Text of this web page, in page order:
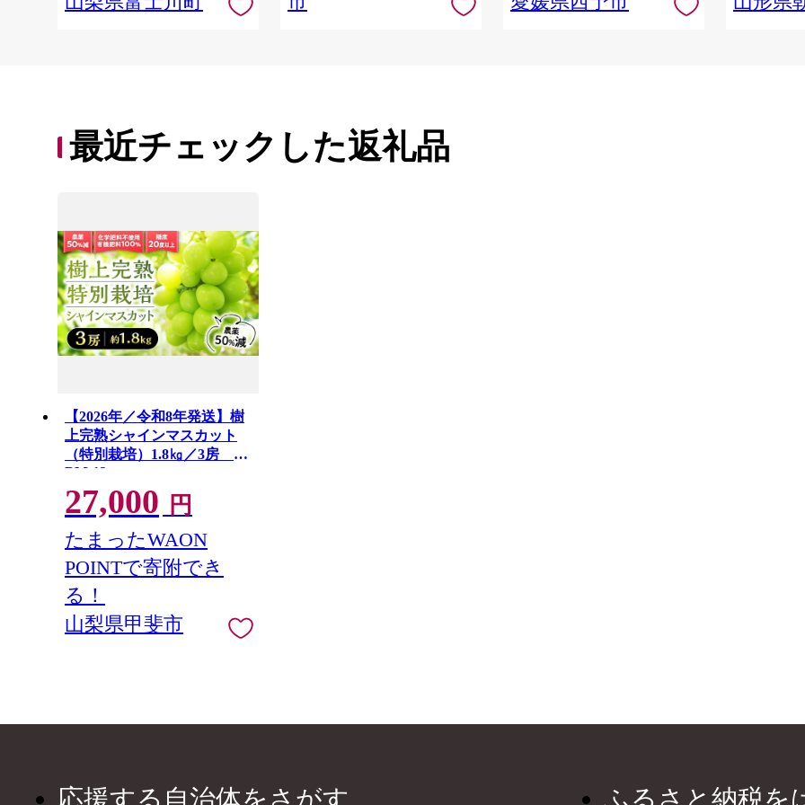
最近チェックした返礼品
【2026年／令和8年発送】樹
上完熟シャインマスカット
（特別栽培）1.8㎏／3房
BM-13
27,000 円
たまったWAON
POINTで寄附でき
る！
山梨県甲斐市
応援する自治体をさがす ふるさと納税を